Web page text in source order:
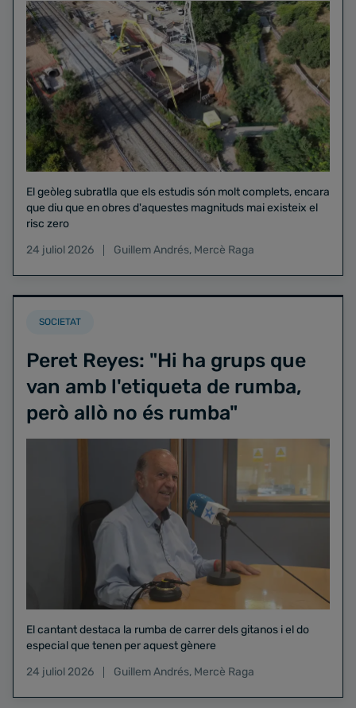
El geòleg subratlla que els estudis són molt complets, encara
que diu que en obres d'aquestes magnituds mai existeix el
risc zero
24 juliol 2026
Guillem Andrés, Mercè Raga
SOCIETAT
Peret Reyes: "Hi ha grups que
van amb l'etiqueta de rumba,
però allò no és rumba"
El cantant destaca la rumba de carrer dels gitanos i el do
especial que tenen per aquest gènere
24 juliol 2026
Guillem Andrés, Mercè Raga